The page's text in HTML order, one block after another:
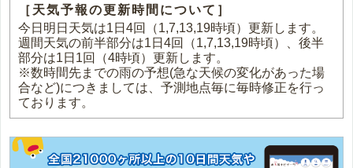
［天気予報の更新時間について］
今日明日天気は1日4回（1,7,13,19時頃）更新します。
週間天気の前半部分は1日4回（1,7,13,19時頃）、後半
部分は1日1回（4時頃）更新します。
※数時間先までの雨の予想(急な天候の変化があった場
合など)につきましては、予測地点毎に毎時修正を行っ
ております。